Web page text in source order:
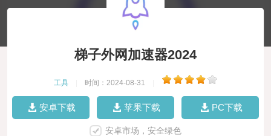
梯子外网加速器2024
工具 时间：2024-08-31
安卓下载 苹果下载 PC下载
安卓市场，安全绿色